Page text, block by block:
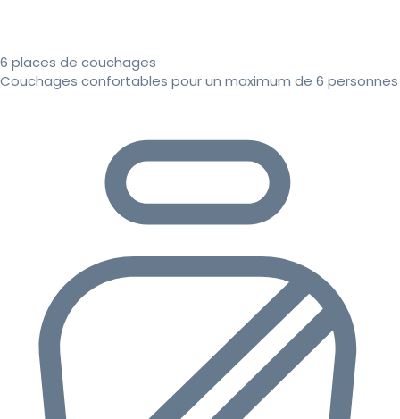
6 places de couchages
Couchages confortables pour un maximum de 6 personnes